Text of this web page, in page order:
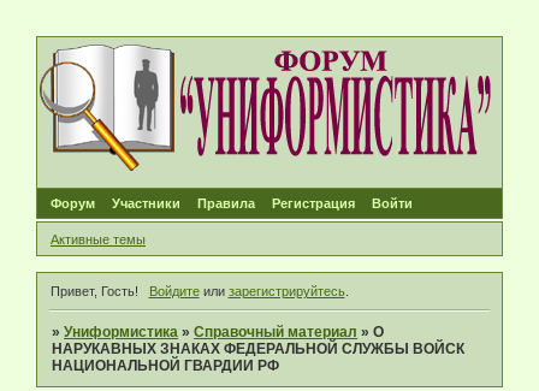
Форум Участники Правила Регистрация Войти
Активные темы
Привет, Гость! Войдитеили зарегистрируйтесь.
»Униформистика »Справочный материал »О
НАРУКАВНЫХ ЗНАКАХ ФЕДЕРАЛЬНОЙ СЛУЖБЫ ВОЙСК
НАЦИОНАЛЬНОЙ ГВАРДИИ РФ